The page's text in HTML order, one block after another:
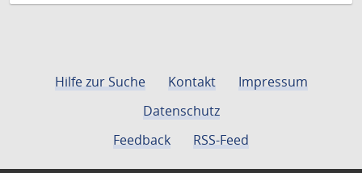
Hilfe zur Suche Kontakt
Impressum
Datenschutz
Feedback
RSS-Feed